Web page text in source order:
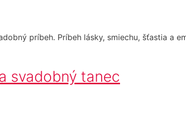
príbeh. Príbeh lásky, smiechu, šťastia a
svadobný tanec